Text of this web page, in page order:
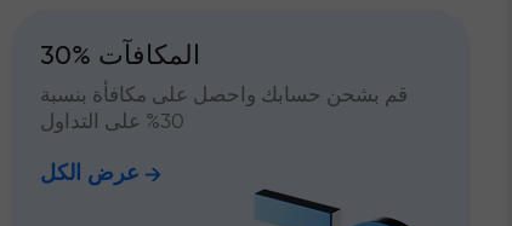
30% المكافآت
قم بشحن حسابك واحصل على مكافأة بنسبة
30% على التداول
عرض الكل